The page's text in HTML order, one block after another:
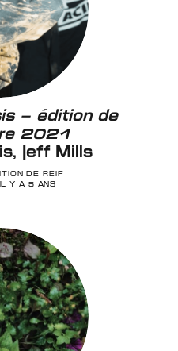
– édition de
2021
Jeff Mills
DE REIF
Y A 5 ANS